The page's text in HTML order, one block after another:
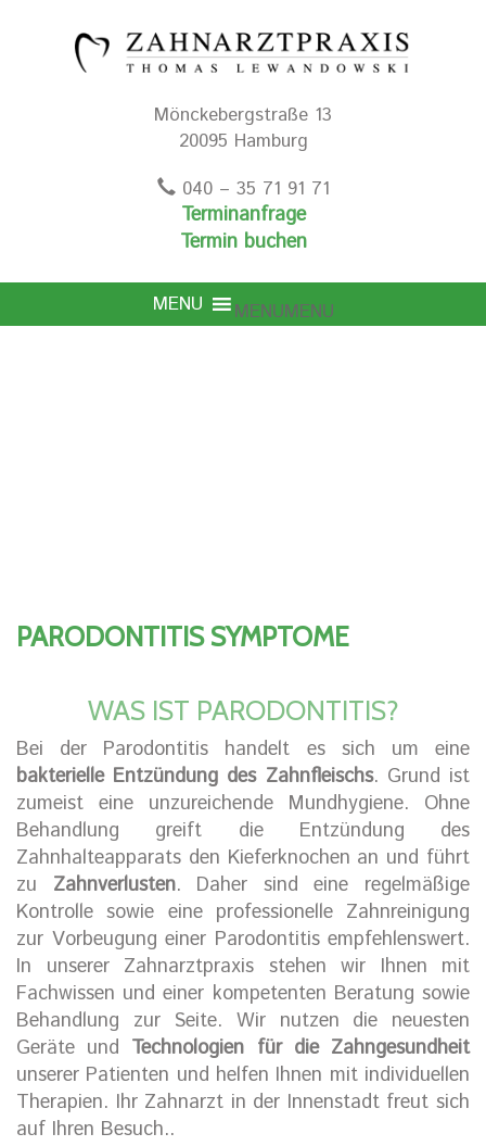
Mönckebergstraße 13
20095 Hamburg
040 – 35 71 91 71
Terminanfrage
Termin buchen
MENUMENU
PARODONTITIS SYMPTOME
WAS IST PARODONTITIS?
Bei der Parodontitis handelt es sich um eine
bakterielle Entzündung des Zahnfleischs. Grund ist
zumeist eine unzureichende Mundhygiene. Ohne
Behandlung greift die Entzündung des
Zahnhalteapparats den Kieferknochen an und führt
zu Zahnverlusten. Daher sind eine regelmäßige
Kontrolle sowie eine professionelle Zahnreinigung
zur Vorbeugung einer Parodontitis empfehlenswert.
In unserer Zahnarztpraxis stehen wir Ihnen mit
Fachwissen und einer kompetenten Beratung sowie
Behandlung zur Seite. Wir nutzen die neuesten
Geräte und Technologien für die Zahngesundheit
unserer Patienten und helfen Ihnen mit individuellen
Therapien. Ihr Zahnarzt in der Innenstadt freut sich
auf Ihren Besuch..